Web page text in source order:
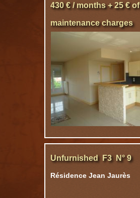
430 € / months + 25 € of
maintenance charges
Unfurnished F3 N° 9
Résidence Jean Jaurès